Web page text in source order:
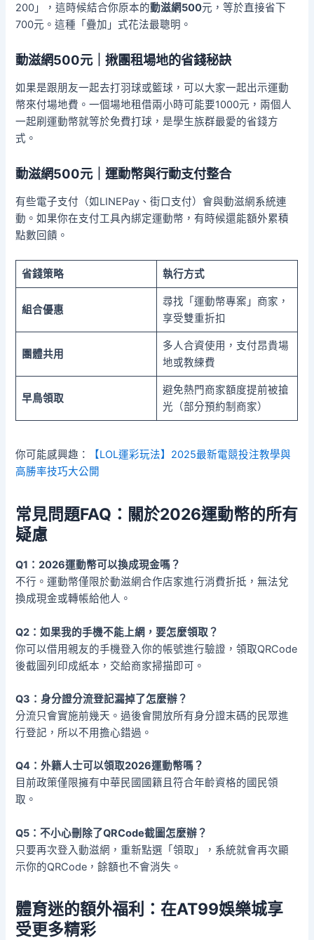
200」，這時候結合你原本的動滋網500元，等於直接省下
700元。這種「疊加」式花法最聰明。
動滋網500元｜揪團租場地的省錢秘訣
如果是跟朋友一起去打羽球或籃球，可以大家一起出示運動
幣來付場地費。一個場地租借兩小時可能要1000元，兩個人
一起刷運動幣就等於免費打球，是學生族群最愛的省錢方
式。
動滋網500元｜運動幣與行動支付整合
有些電子支付（如LINEPay、街口支付）會與動滋網系統連
動。如果你在支付工具內綁定運動幣，有時候還能額外累積
點數回饋。
省錢策略 執行方式
組合優惠
尋找「運動幣專案」商家，
享受雙重折扣
團體共用
多人合資使用，支付昂貴場
地或教練費
早鳥領取
避免熱門商家額度提前被搶
光（部分預約制商家）
你可能感興趣：
【LOL運彩玩法】2025最新電競投注教學與
高勝率技巧大公開
常見問題FAQ：關於2026運動幣的所有
疑慮
Q1：2026運動幣可以換成現金嗎？
不行。運動幣僅限於動滋網合作店家進行消費折抵，無法兌
換成現金或轉帳給他人。
Q2：如果我的手機不能上網，要怎麼領取？
你可以借用親友的手機登入你的帳號進行驗證，領取QRCode
後截圖列印成紙本，交給商家掃描即可。
Q3：身分證分流登記漏掉了怎麼辦？
分流只會實施前幾天。過後會開放所有身分證末碼的民眾進
行登記，所以不用擔心錯過。
Q4：外籍人士可以領取2026運動幣嗎？
目前政策僅限擁有中華民國國籍且符合年齡資格的國民領
取。
Q5：不小心刪除了QRCode截圖怎麼辦？
只要再次登入動滋網，重新點選「領取」，系統就會再次顯
示你的QRCode，餘額也不會消失。
體育迷的額外福利：在AT99娛樂城享
受更多精彩